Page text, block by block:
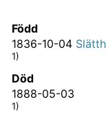
Född
1836-10-04
1)
Död
1888-05-03
1)